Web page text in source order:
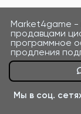
Market4game -
продавцами
программное
продления
Мы в соц.